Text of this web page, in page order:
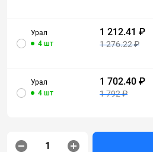
Урал
4 шт
1 212.41 ₽
1 276.22 ₽
Урал
4 шт
1 702.40 ₽
1 792 ₽